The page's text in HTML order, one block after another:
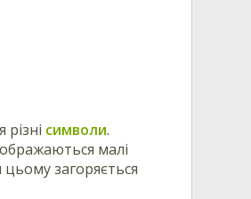
символи.
малі
загоряється